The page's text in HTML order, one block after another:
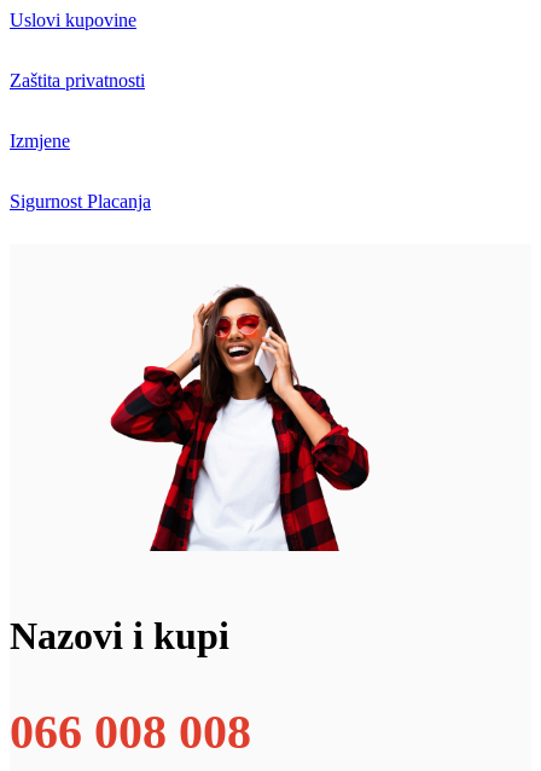
Uslovi kupovine
Zaštita privatnosti
Izmjene
Sigurnost Placanja
Nazovi i kupi
066 008 008